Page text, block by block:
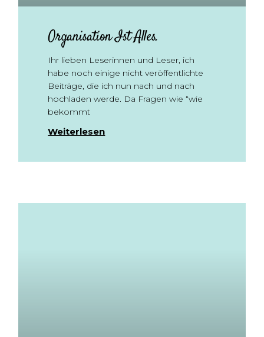
Organisation Ist Alles.
Ihr lieben Leserinnen und Leser, ich
habe noch einige nicht veröffentlichte
Beiträge, die ich nun nach und nach
hochladen werde. Da Fragen wie “wie
bekommt
Weiterlesen